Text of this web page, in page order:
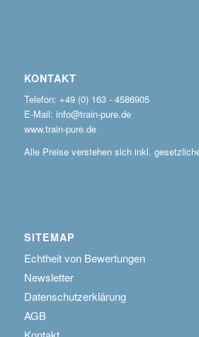
KONTAKT
Telefon: +49 (0) 163 - 4586905
E-Mail: info@train-pure.de
www.train-pure.de
Alle Preise verstehen sich inkl.
SITEMAP
Echtheit von Bewertungen
Newsletter
Datenschutzerklärung
AGB